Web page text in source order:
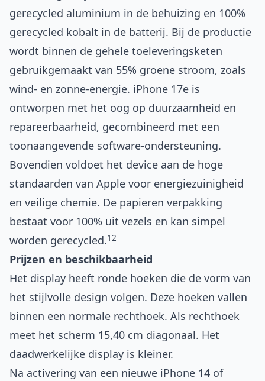
gerecycled aluminium in de behuizing en 100%
gerecycled kobalt in de batterij. Bij de productie
wordt binnen de gehele toeleveringsketen
gebruikgemaakt van 55% groene stroom, zoals
wind‑ en zonne-energie. iPhone 17e is
ontworpen met het oog op duurzaamheid en
repareerbaarheid, gecombineerd met een
toonaangevende software-ondersteuning.
Bovendien voldoet het device aan de hoge
standaarden van Apple voor energiezuinigheid
en veilige chemie. De papieren verpakking
bestaat voor 100% uit vezels en kan simpel
worden gerecycled.12
Prijzen en beschikbaarheid
Het display heeft ronde hoeken die de vorm van
het stijlvolle design volgen. Deze hoeken vallen
binnen een normale rechthoek. Als rechthoek
meet het scherm 15,40 cm diagonaal. Het
daadwerkelijke display is kleiner.
Na activering van een nieuwe iPhone 14 of